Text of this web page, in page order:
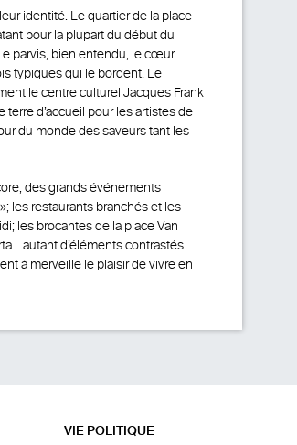
identité. Le quartier de la place
pour la plupart du début du
parvis, bien entendu, le cœur
typiques qui le bordent. Le
le centre culturel Jacques Frank
d’accueil pour les artistes de
du monde des saveurs tant les
des grands événements
les restaurants branchés et les
les brocantes de la place Van
autant d’éléments contrastés
à merveille le plaisir de vivre en
VIE POLITIQUE